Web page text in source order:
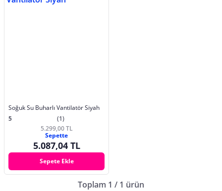
Soğuk Su Buharlı Vantilatör Siyah
5
(1)
5.299,00 TL
Sepette
5.087,04 TL
Sepete Ekle
Toplam 1 / 1 ürün